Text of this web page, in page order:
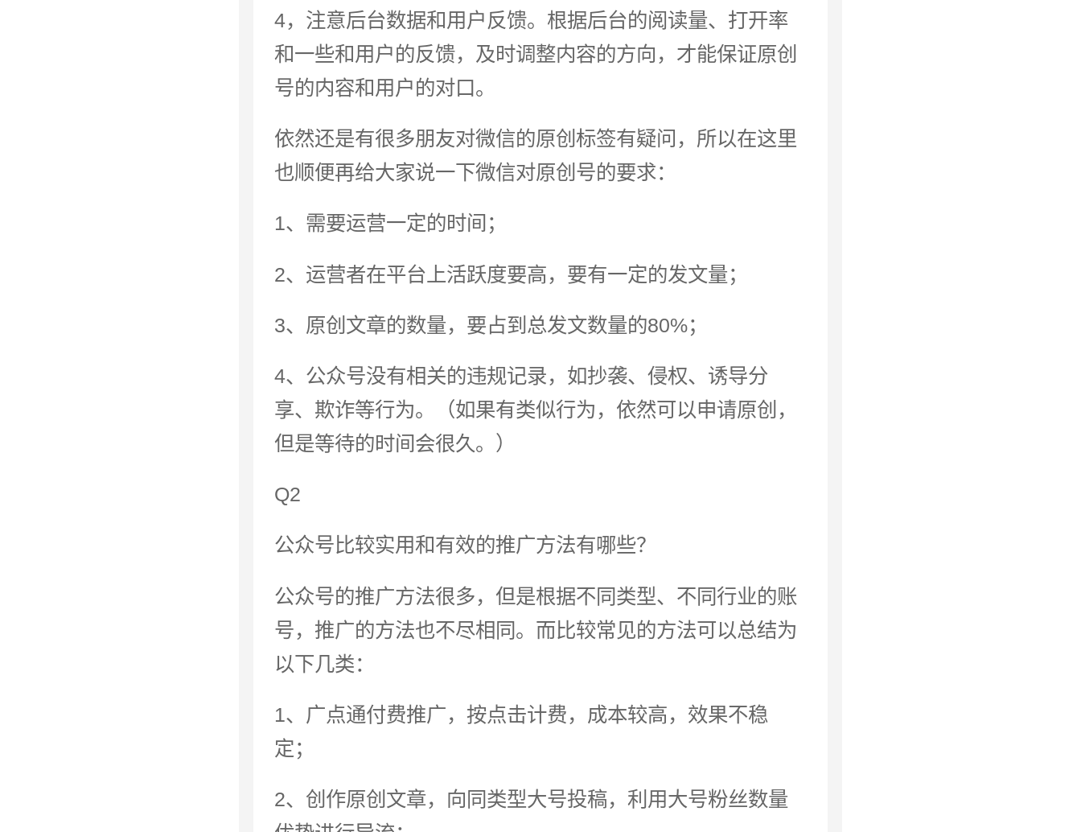
4，注意后台数据和用户反馈。根据后台的阅读量、打开率
和一些和用户的反馈，及时调整内容的方向，才能保证原创
号的内容和用户的对口。
依然还是有很多朋友对微信的原创标签有疑问，所以在这里
也顺便再给大家说一下微信对原创号的要求：
1、需要运营一定的时间；
2、运营者在平台上活跃度要高，要有一定的发文量；
3、原创文章的数量，要占到总发文数量的80%；
4、公众号没有相关的违规记录，如抄袭、侵权、诱导分
享、欺诈等行为。（如果有类似行为，依然可以申请原创，
但是等待的时间会很久。）
Q2
公众号比较实用和有效的推广方法有哪些？
公众号的推广方法很多，但是根据不同类型、不同行业的账
号，推广的方法也不尽相同。而比较常见的方法可以总结为
以下几类：
1、广点通付费推广，按点击计费，成本较高，效果不稳
定；
2、创作原创文章，向同类型大号投稿，利用大号粉丝数量